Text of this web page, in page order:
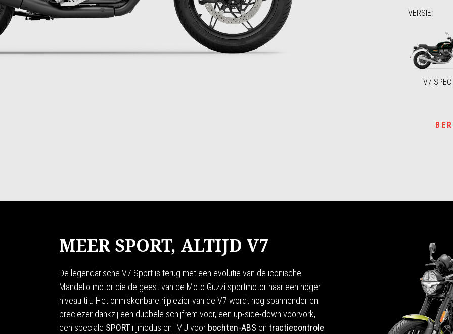
VERSIE:
V7
MEER SPORT, ALTIJD V7
De legendarische V7 Sport is terug met een evolutie van de iconische
Mandello motor die de geest van de Moto Guzzi sportmotor naar een hoger
niveau tilt. Het onmiskenbare rijplezier van de V7 wordt nog spannender en
preciezer dankzij een dubbele schijfrem voor, een up-side-down voorvork,
een speciale SPORT rijmodus en IMU voor bochten-ABS en tractiecontrole